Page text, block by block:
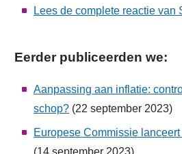
Lees de complete reactie van
Eerder publiceerden we:
Aanpassing aan inflatie:
schop? (22 september 2023)
Europese Commissie
(14 september 2023)